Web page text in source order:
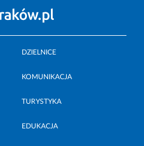
DZIELNICE
KOMUNIKACJA
TURYSTYKA
EDUKACJA